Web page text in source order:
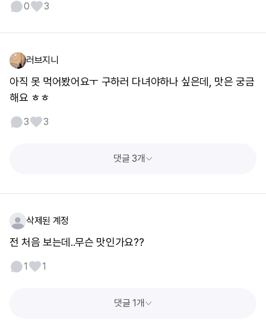
0 3
러브지니
아직 못 먹어봤어요ㅜ 구하러 다녀야하나 싶은데, 맛은 궁금
해요 ㅎㅎ
3 3
댓글 3개
삭제된 계정
전 처음 보는데..무슨 맛인가요??
1 1
댓글 1개